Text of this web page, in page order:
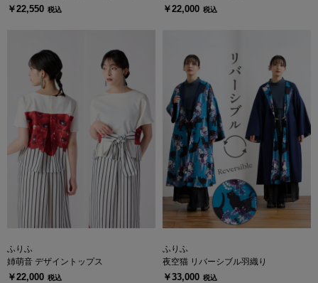
￥22,550 税込 ￥22,000 税込
ふりふ
姉萌音 デザイントップス
￥22,000 税込
ふりふ
夜空猫 リバーシブル羽織り
￥33,000 税込